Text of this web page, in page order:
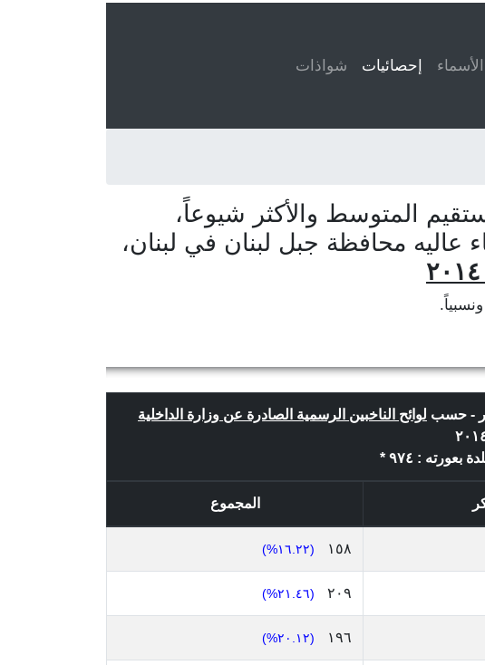
الأسماء إحصائيات شواذات
المتوسط والأكثر شيوعاً،
عاليه محافظة جبل لبنان في لبنان،
- حسب لوائح الناخبين الرسمية الصادرة عن وزارة الداخلية
: ٩٧٤ *
المجموع
١٥٨ (١٦.٢٢%)
٢٠٩ (٢١.٤٦%)
١٩٦ (٢٠.١٢%)